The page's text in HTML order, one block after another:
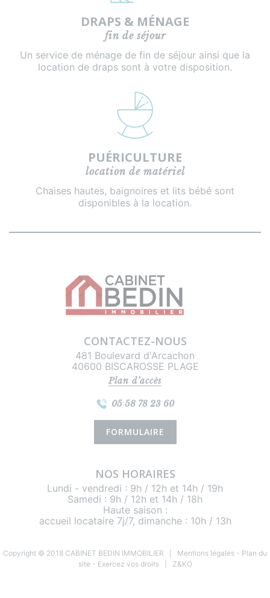
DRAPS & MÉNAGE
fin de séjour
Un service de ménage de fin de séjour ainsi que la
location de draps sont à votre disposition.
PUÉRICULTURE
location de matériel
Chaises hautes, baignoires et lits bébé sont
disponibles à la location.
CONTACTEZ-NOUS
481 Boulevard d'Arcachon
40600 BISCAROSSE PLAGE
Plan d’accès
05 58 78 23 60
FORMULAIRE
NOS HORAIRES
Lundi - vendredi : 9h / 12h et 14h / 19h
Samedi : 9h / 12h et 14h / 18h
Haute saison :
accueil locataire 7j/7, dimanche : 10h / 13h
Copyright © 2018 CABINET BEDIN IMMOBILIER | Mentions légales - Plan du
site - Exercez vos droits| Z&KO